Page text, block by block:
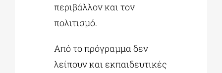
περιβάλλον και τον
πολιτισμό.
Από το πρόγραμμα δεν
λείπουν και εκπαιδευτικές